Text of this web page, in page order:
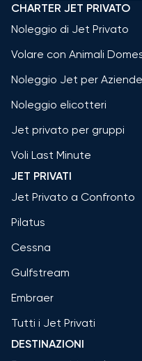
CHARTER JET PRIVATO
Noleggio di Jet Privato
Volare con Animali
Noleggio Jet per Aziende
Noleggio elicotteri
Jet privato per gruppi
Voli Last Minute
JET PRIVATI
Jet Privato a Confronto
Pilatus
Cessna
Gulfstream
Embraer
Tutti i Jet Privati
DESTINAZIONI